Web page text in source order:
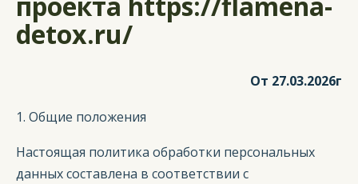
detox.ru/
От 27.03.2026г
1. Общие положения
Настоящая политика обработки персональных
данных составлена в соответствии с